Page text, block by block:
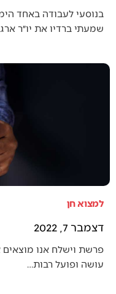
בנוסעי לעבודה באחד
שמעתי ברדיו את יו״ר
למצוא חן
דצמבר 7, 2022
פרשת וישלח אנו מוצאים
עושה ופועל רבות…